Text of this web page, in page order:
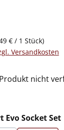
€ / 1 Stück)
Versandkosten
nicht
Evo Socket Set